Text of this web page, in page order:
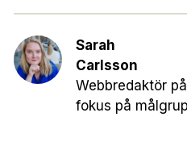
Sarah
Carlsson
Webbredaktör
fokus på